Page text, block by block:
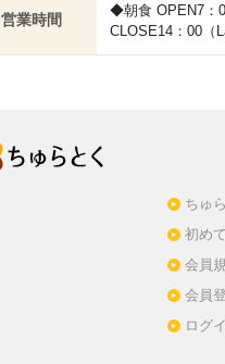
営業時間
◆朝食 OPEN7：
CLOSE14：00（
ちゅ
初め
会員
会員
ログ